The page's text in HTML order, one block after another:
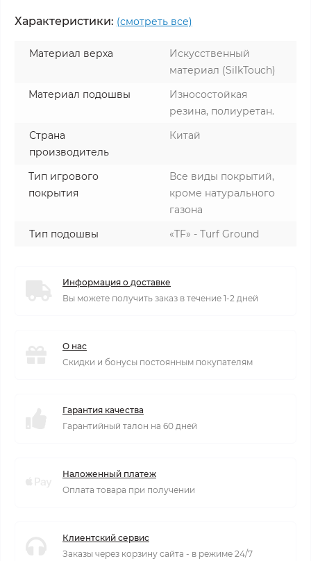
Характеристики: (смотреть все)
Материал верха
Искусственный
материал (SilkTouch)
Материал подошвы
Износостойкая
резина, полиуретан.
Страна
производитель
Китай
Тип игрового
покрытия
Все виды покрытий,
кроме натурального
газона
Тип подошвы
«TF» - Turf Ground
Информация о доставке
Вы можете получить заказ в течение 1-2 дней
О нас
Скидки и бонусы постоянным покупателям
Гарантия качества
Гарантийный талон на 60 дней
Наложенный платеж
Оплата товара при получении
Клиентский сервис
Заказы через корзину сайта - в режиме 24/7